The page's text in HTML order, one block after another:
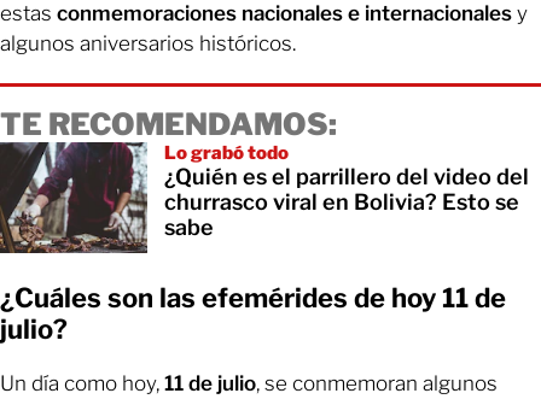
estas conmemoraciones nacionales e internacionales y
algunos aniversarios históricos.
TE RECOMENDAMOS:
Lo grabó todo
¿Quién es el parrillero del video del
churrasco viral en Bolivia? Esto se
sabe
¿Cuáles son las efemérides de hoy 11 de
julio?
Un día como hoy, 11 de julio, se conmemoran algunos